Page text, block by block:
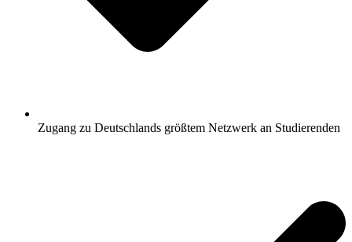
Zugang zu Deutschlands größtem Netzwerk an Studierenden